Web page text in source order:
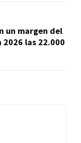
un margen del
las 22.000